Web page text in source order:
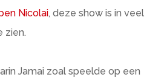
Nicolai, deze show is in veel
zien.
Jamai zoal speelde op een